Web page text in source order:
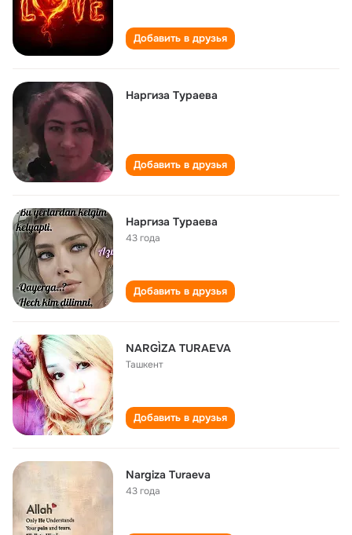
Добавить в друзья
Наргиза Тураева
Добавить в друзья
Наргиза Тураева
43 года
Добавить в друзья
NARGÌZA TURAEVA
Ташкент
Добавить в друзья
Nargiza Turaeva
43 года